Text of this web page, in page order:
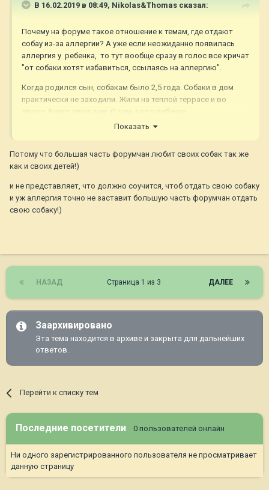
В 16.02.2019 в 08:49, Nikolas&Thomas сказал:
Почему на форуме такое отношение к темам, где отдают
собау из-за аллергии? А уже если неожиданно появилась
аллергия у ребенка, то тут вообще сразу в голос все кричат
"от собаки хотят избавиться, ссылаясь на аллергию".
Когда родился сын, собакам было 2,5 года. Собаки в дом
практически не заходили. Жили на теплой террасе и во
дворе. Благо свой дом. О том, что у ребенка
сильнейшая аллергия на собак и кошек, я узнала, когда ему
на цветение, березы, ольху и тп, которая впервые
проявилась, когда ему было 5 лет
Мне проще, тк я могу отселить собак и не впускать в дом, а
что делать тем, кто живет в квартире?
И когда тебе лечащий врач говорит, что еще пара бронхитов
и начнется астма, то животное лучше переустроить. ИМХО.
Показать
Потому что большая часть форумчан любит своих собак так же
как и своих детей!)
и не представляет, что должно соучится, чтоб отдать свою собаку
и уж аллергия точно не заставит большую часть форумчан отдать
свою собаку!)
НАЗАД ДАЛЕЕ
Страница 1 из 3
Заархивировано
Эта тема находится в архиве и закрыта для дальнейших
ответов.
Перейти к списку тем
Последние посетители 0 пользователей онлайн
Ни одного зарегистрированного пользователя не просматривает
данную страницу